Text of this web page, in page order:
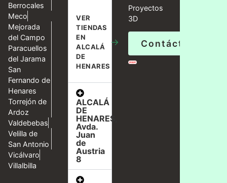
Berrocales
Meco
Mejorada
del Campo
Paracuellos
del Jarama
San
Fernando de
Henares
Torrejón de
Ardoz
Valdebebas
Velilla de
San Antonio
Vicálvaro
Villalbilla
VER
TIENDAS
EN
ALCALÁ
DE
HENARES
→
ALCALÁ
DE
HENARES,
Avda.
Juan
de
Austria
8
Proyectos
3D
Contáctanos